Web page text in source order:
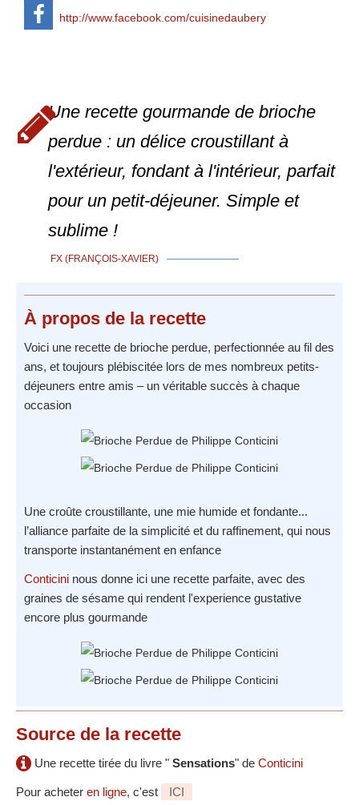
http://www.facebook.com/cuisinedaubery
Une recette gourmande de brioche
perdue : un délice croustillant à
l'extérieur, fondant à l'intérieur, parfait
pour un petit-déjeuner. Simple et
sublime !
FX (FRANÇOIS-XAVIER)
À propos de la recette
Voici une recette de brioche perdue, perfectionnée au fil des
ans, et toujours plébiscitée lors de mes nombreux petits-
déjeuners entre amis – un véritable succès à chaque
occasion
Une croûte croustillante, une mie humide et fondante...
l’alliance parfaite de la simplicité et du raffinement, qui nous
transporte instantanément en enfance
Conticini nous donne ici une recette parfaite, avec des
graines de sésame qui rendent l'experience gustative
encore plus gourmande
Source de la recette
Une recette tirée du livre " Sensations" de Conticini
Pour acheter en ligne, c'est ICI